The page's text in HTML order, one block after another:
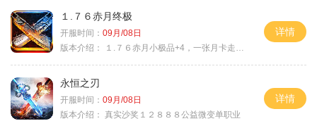
１.７６赤月终极
开服时间： 09月/08日
版本介绍：
１.７６赤月小极品+4，一张月卡走天涯a
详情
永恒之刃
开服时间： 09月/08日
版本介绍： 真实沙奖１２８８８公益微变单职业
详情